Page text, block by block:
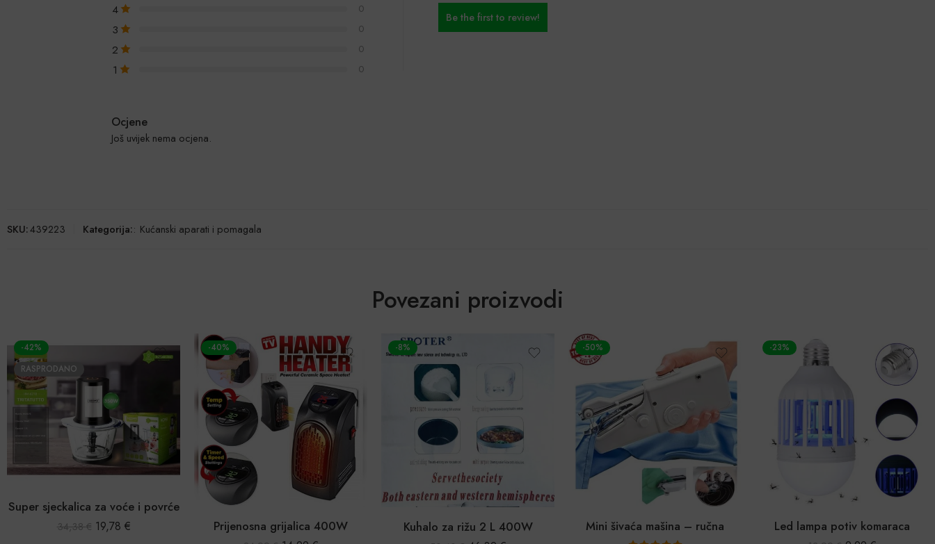
4 0
3 0
2 0
1 0
Be the first to review!
Ocjene
Još uvijek nema ocjena.
SKU:439223 Kategorija:: Kućanski aparati i pomagala
Povezani proizvodi
-40%
Prijenosna grijalica 400W
-8%
Kuhalo za rižu 2 L 400W
-50%
Mini šivaća mašina – ručna
-23%
Led lampa potiv komaraca
POPUST